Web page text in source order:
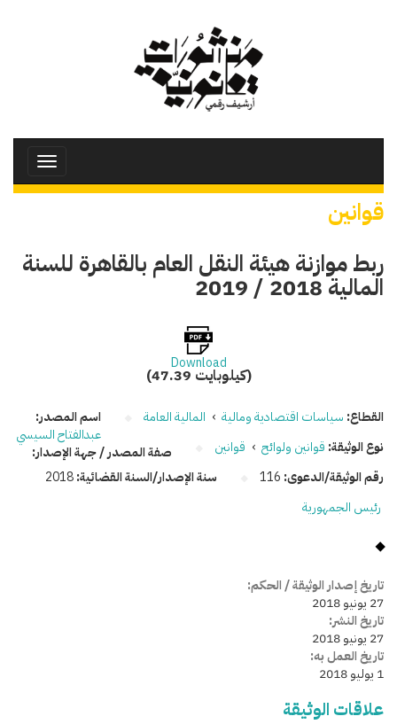
Toggle
قوانين
ربط موازنة هيئة النقل العام بالقاهرة للسنة
المالية 2018 / 2019
Download
(47.39 كيلوبايت)
القطاع: سياسات اقتصادية ومالية › المالية العامة
نوع الوثيقة: قوانين ولوائح › قوانين
رقم الوثيقة/الدعوى: 116 سنة الإصدار/السنة القضائية:2018
اسم المصدر:
عبدالفتاح السيسي
صفة المصدر / جهة الإصدار:
رئيس الجمهورية
تاريخ إصدار الوثيقة / الحكم:
27 يونيو 2018
تاريخ النشر:
27 يونيو 2018
تاريخ العمل به:
1 يوليو 2018
علاقات الوثيقة